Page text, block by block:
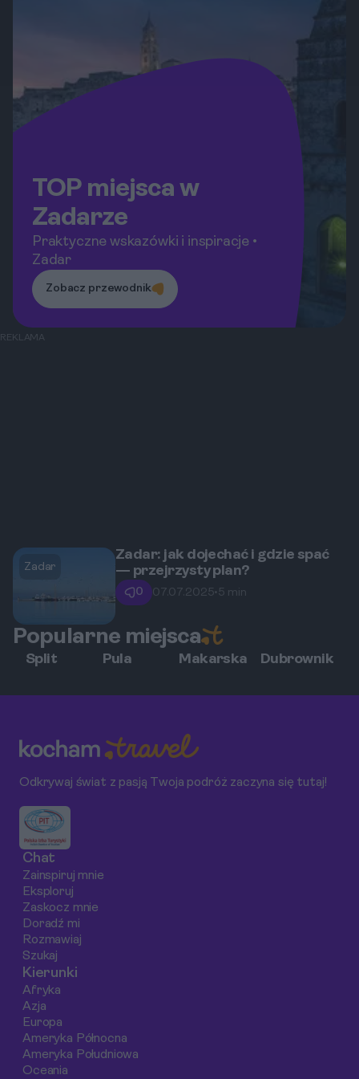
TOP miejsca w
Zadarze
Praktyczne wskazówki i inspiracje •
Zadar
Zobacz przewodnik
REKLAMA
Zadar
Zadar: jak dojechać i gdzie spać
— przejrzysty plan?
0 07.07.2025• 5 min
Popularne miejsca
Split Pula Makarska Dubrownik
Odkrywaj świat z pasją Twoja podróż zaczyna się tutaj!
Chat
Zainspiruj mnie
Eksploruj
Zaskocz mnie
Doradź mi
Rozmawiaj
Szukaj
Kierunki
Afryka
Azja
Europa
Ameryka Północna
Ameryka Południowa
Oceania